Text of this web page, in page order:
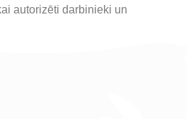
autorizēti darbinieki un